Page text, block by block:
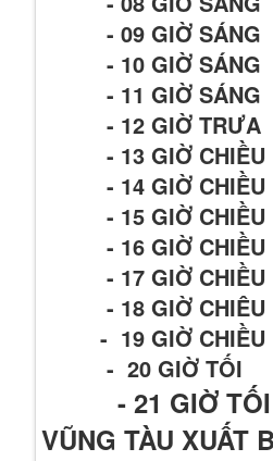
- 09 GIỜ SÁNG
- 10 GIỜ SÁNG
- 11 GIỜ SÁNG
- 12 GIỜ TRƯA
- 13 GIỜ CHIỀU
- 14 GIỜ CHIỀU
- 15 GIỜ CHIỀU
- 16 GIỜ CHIỀU
- 17 GIỜ CHIỀU
- 18 GIỜ CHIÊU
- 19 GIỜ CHIỀU
- 20 GIỜ TỐI
- 21 GIỜ TỐI
VŨNG TÀU XUẤT